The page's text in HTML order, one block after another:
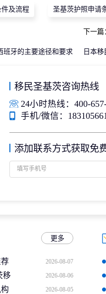
及流程 圣基茨护照申请
班牙的主要途径和要求
下一篇
日本
移民圣基茨咨询热线
24小时热线：400-
手机/微信：
添加联系方式获取免
更多
2026-08-07
移
2026-08-06
2026-08-05